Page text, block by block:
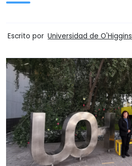
Escrito por Universidad de O'Higgins